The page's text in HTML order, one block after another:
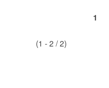
1
(1 - 2 / 2)